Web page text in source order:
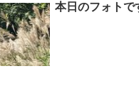
本日のフォトで